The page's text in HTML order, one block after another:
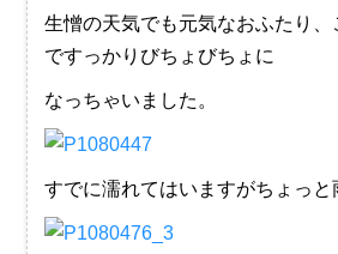
生憎の天気でも元気なおふたり、
ですっかりびちょびちょに
なっちゃいました。
すでに濡れてはいますがちょっと